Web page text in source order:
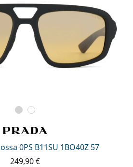
0PS B11SU 1BO40Z 57
249,90 €